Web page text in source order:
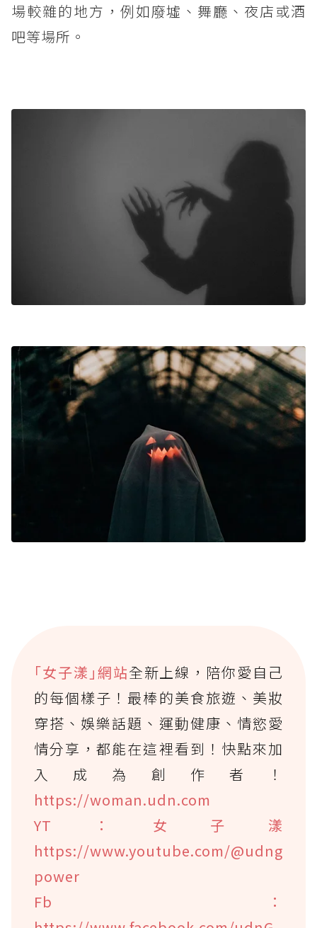
場較雜的地方，例如廢墟、舞廳、夜店或酒
吧等場所。
｢女子漾｣網站全新上線，陪你愛自己
的每個樣子！最棒的美食旅遊、美妝
穿搭、娛樂話題、運動健康、情慾愛
情分享，都能在這裡看到！快點來加
入成為創作者！
https://woman.udn.com
YT：女子漾
https://www.youtube.com/@udng
power
Fb：